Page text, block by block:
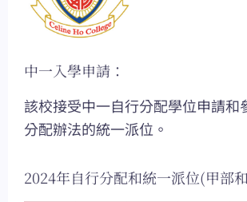
中一入學申請：
該校接受中一自行分配學位申請和
分配辦法的統一派位。
2024年自行分配和統一派位(甲部